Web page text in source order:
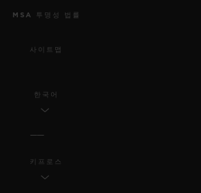
MSA 투명성 법률
사이트맵
한국어
키프로스